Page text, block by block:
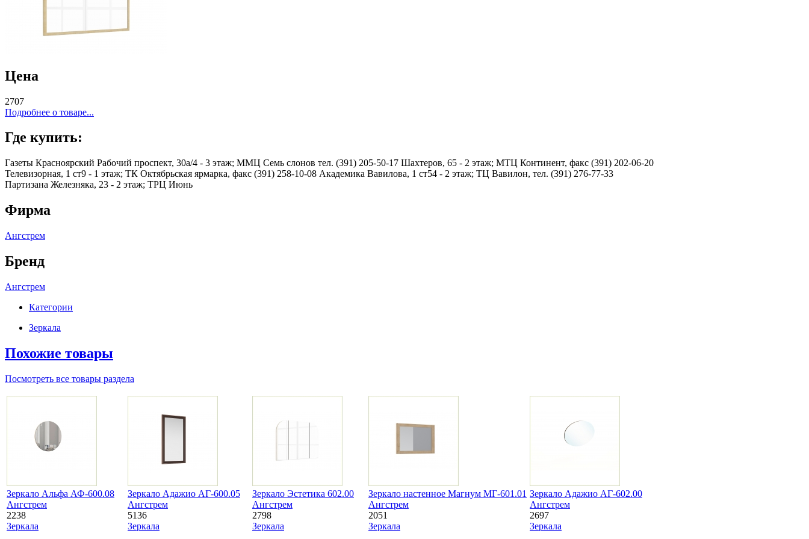
Цена
2707
Подробнее о товаре...
Где купить:
Газеты Красноярский Рабочий проспект, 30а/4 - 3 этаж; ММЦ Семь слонов тел. (391) 205-50-17 Шахтеров, 65 - 2 этаж; МТЦ Континент, факс (391) 202-06-20
Телевизорная, 1 ст9 - 1 этаж; ТК Октябрьская ярмарка, факс (391) 258-10-08 Академика Вавилова, 1 ст54 - 2 этаж; ТЦ Вавилон, тел. (391) 276-77-33
Партизана Железняка, 23 - 2 этаж; ТРЦ Июнь
Фирма
Ангстрем
Бренд
Ангстрем
Категории
Зеркала
Похожие товары
Посмотреть все товары раздела
Зеркало Альфа АФ-600.08
Ангстрем
2238
Зеркала
Зеркало Адажио АГ-600.05
Ангстрем
5136
Зеркала
Зеркало Эстетика 602.00
Ангстрем
2798
Зеркала
Зеркало настенное Магнум МГ-601.01
Ангстрем
2051
Зеркала
Зеркало Адажио АГ-602.00
Ангстрем
2697
Зеркала